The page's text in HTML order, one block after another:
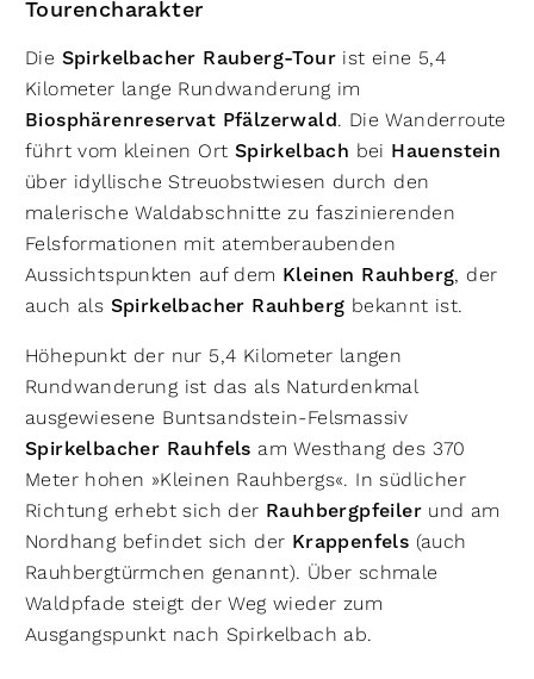
Tourencharakter
Die Spirkelbacher Rauberg-Tour ist eine 5,4
Kilometer lange Rundwanderung im
Biosphärenreservat Pfälzerwald. Die Wanderroute
führt vom kleinen Ort Spirkelbach bei Hauenstein
über idyllische Streuobstwiesen durch den
malerische Waldabschnitte zu faszinierenden
Felsformationen mit atemberaubenden
Aussichtspunkten auf dem Kleinen Rauhberg, der
auch als Spirkelbacher Rauhberg bekannt ist.
Höhepunkt der nur 5,4 Kilometer langen
Rundwanderung ist das als Naturdenkmal
ausgewiesene Buntsandstein-Felsmassiv
Spirkelbacher Rauhfels am Westhang des 370
Meter hohen »Kleinen Rauhbergs«. In südlicher
Richtung erhebt sich der Rauhbergpfeiler und am
Nordhang befindet sich der Krappenfels (auch
Rauhbergtürmchen genannt). Über schmale
Waldpfade steigt der Weg wieder zum
Ausgangspunkt nach Spirkelbach ab.